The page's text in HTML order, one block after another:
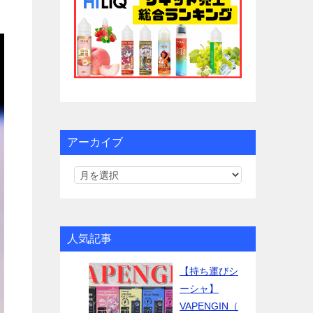
アーカイブ
人気記事
【持ち運びシ
ーシャ】
VAPENGIN（